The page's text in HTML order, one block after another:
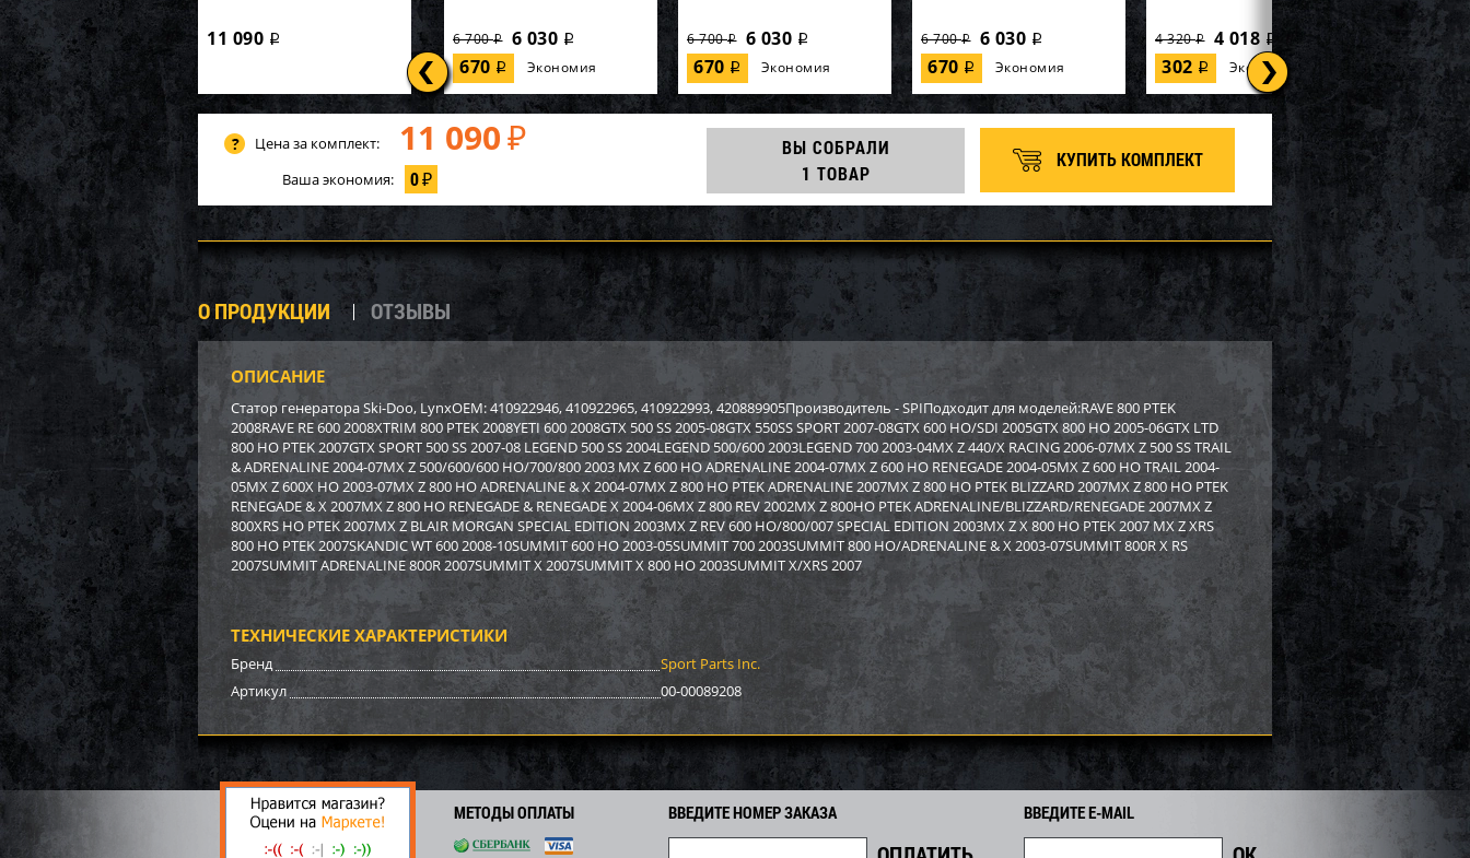
11 090 i 6 700i 6 030 i
670 i Экономия
6 700i 6 030 i
670 i Экономия
6 700i 6 030 i
670 i Экономия
4 320i 4 018 i
302 i Экономия
Бампер Sport Parts Inc. для
BRP (REV XP) SM-12454
3 170i 2 948i
222i Экономия
Бампер BRP SM-12022
4 170i 3 878i
292 i Экономия
Бампер Arctic Cat/Yamaha SM-
12517
9 590i 8 919i
671i Экономия
Бампер Yamaha SM-12530
2 750 i 2 558
192i Экономия
Бампер задний BRP SM-12698 Бампер Polaris SM-12494
Бампер SPI для снегохода BRP
Цена за комплект: 11 090 ₽
Ваша экономия: 0₽
ВЫ СОБРАЛИ
1 ТОВАР
КУПИТЬ КОМПЛЕКТ
О ПРОДУКЦИИ ОТЗЫВЫ
ОПИСАНИЕ
Статор генератора Ski-Doo, LynxOEM: 410922946, 410922965, 410922993, 420889905Производитель - SPIПодходит для моделей:RAVE 800 PTEK
2008RAVE RE 600 2008XTRIM 800 PTEK 2008YETI 600 2008GTX 500 SS 2005-08GTX 550SS SPORT 2007-08GTX 600 HO/SDI 2005GTX 800 HO 2005-06GTX LTD
800 HO PTEK 2007GTX SPORT 500 SS 2007-08 LEGEND 500 SS 2004LEGEND 500/600 2003LEGEND 700 2003-04MX Z 440/X RACING 2006-07MX Z 500 SS TRAIL
& ADRENALINE 2004-07MX Z 500/600/600 HO/700/800 2003 MX Z 600 HO ADRENALINE 2004-07MX Z 600 HO RENEGADE 2004-05MX Z 600 HO TRAIL 2004-
05MX Z 600X HO 2003-07MX Z 800 HO ADRENALINE & X 2004-07MX Z 800 HO PTEK ADRENALINE 2007MX Z 800 HO PTEK BLIZZARD 2007MX Z 800 HO PTEK
RENEGADE & X 2007MX Z 800 HO RENEGADE & RENEGADE X 2004-06MX Z 800 REV 2002MX Z 800HO PTEK ADRENALINE/BLIZZARD/RENEGADE 2007MX Z
800XRS HO PTEK 2007MX Z BLAIR MORGAN SPECIAL EDITION 2003MX Z REV 600 HO/800/007 SPECIAL EDITION 2003MX Z X 800 HO PTEK 2007 MX Z XRS
800 HO PTEK 2007SKANDIC WT 600 2008-10SUMMIT 600 HO 2003-05SUMMIT 700 2003SUMMIT 800 HO/ADRENALINE & X 2003-07SUMMIT 800R X RS
2007SUMMIT ADRENALINE 800R 2007SUMMIT X 2007SUMMIT X 800 HO 2003SUMMIT X/XRS 2007
ТЕХНИЧЕСКИЕ ХАРАКТЕРИСТИКИ
Бренд
Sport Parts Inc.
Артикул
00-00089208
МЕТОДЫ ОПЛАТЫ ВВЕДИТЕ НОМЕР ЗАКАЗА ВВЕДИТЕ E-MAIL